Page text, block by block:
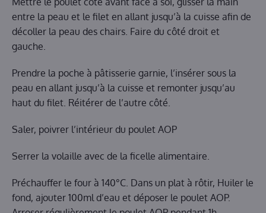
entre la peau et le filet en allant jusqu’à la cuisse afin de
décoller la peau des chairs. Faire du côté droit et
gauche.
Prendre la poche à pâtisserie garnie, l’insérer sous la
peau en allant jusqu’à la cuisse et remonter jusqu’au
haut du filet. Réitérer de l’autre côté.
Saler, poivrer l’intérieur du poulet AOP
Serrer la volaille avec de la ficelle alimentaire.
Préchauffer le four à 140°C. Dans un plat à rôtir, Huiler le
fond, ajouter 100ml d’eau et déposer le poulet AOP.